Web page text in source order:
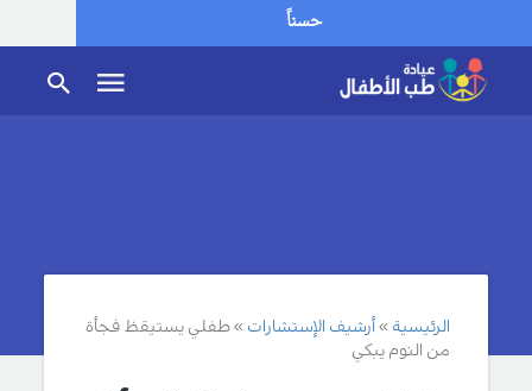
حسناً
الرئيسية أرشيف الإستشارات
طفلي يستيقظ فجأة
من النوم يبكي